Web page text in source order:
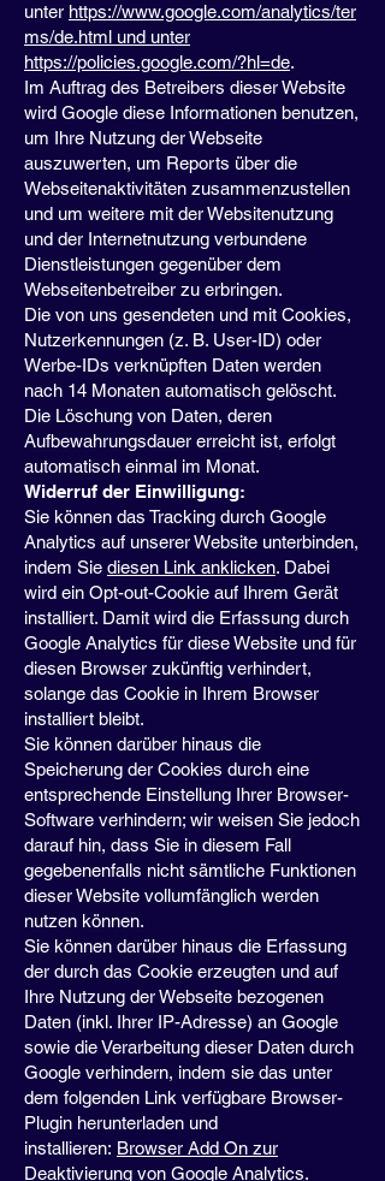
unter https://www.google.com/analytics/ter
ms/de.html und unter
https://policies.google.com/?hl=de.
Im Auftrag des Betreibers dieser Website
wird Google diese Informationen benutzen,
um Ihre Nutzung der Webseite
auszuwerten, um Reports über die
Webseitenaktivitäten zusammenzustellen
und um weitere mit der Websitenutzung
und der Internetnutzung verbundene
Dienstleistungen gegenüber dem
Webseitenbetreiber zu erbringen.
Die von uns gesendeten und mit Cookies,
Nutzerkennungen (z. B. User-ID) oder
Werbe-IDs verknüpften Daten werden
nach 14 Monaten automatisch gelöscht.
Die Löschung von Daten, deren
Aufbewahrungsdauer erreicht ist, erfolgt
automatisch einmal im Monat.
Widerruf der Einwilligung:
Sie können das Tracking durch Google
Analytics auf unserer Website unterbinden,
indem Sie diesen Link anklicken. Dabei
wird ein Opt-out-Cookie auf Ihrem Gerät
installiert. Damit wird die Erfassung durch
Google Analytics für diese Website und für
diesen Browser zukünftig verhindert,
solange das Cookie in Ihrem Browser
installiert bleibt.
Sie können darüber hinaus die
Speicherung der Cookies durch eine
entsprechende Einstellung Ihrer Browser-
Software verhindern; wir weisen Sie jedoch
darauf hin, dass Sie in diesem Fall
gegebenenfalls nicht sämtliche Funktionen
dieser Website vollumfänglich werden
nutzen können.
Sie können darüber hinaus die Erfassung
der durch das Cookie erzeugten und auf
Ihre Nutzung der Webseite bezogenen
Daten (inkl. Ihrer IP-Adresse) an Google
sowie die Verarbeitung dieser Daten durch
Google verhindern, indem sie das unter
dem folgenden Link verfügbare Browser-
Plugin herunterladen und
installieren: Browser Add On zur
Deaktivierung von Google Analytics.